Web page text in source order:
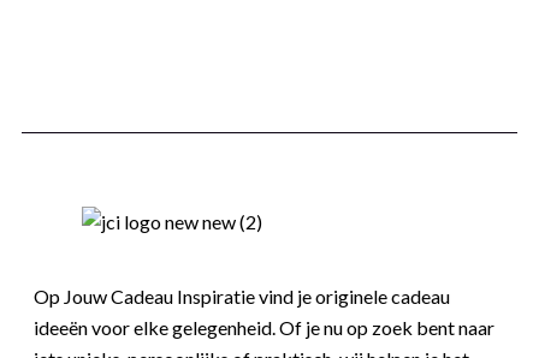
Op Jouw Cadeau Inspiratie vind je originele cadeau
ideeën voor elke gelegenheid. Of je nu op zoek bent naar